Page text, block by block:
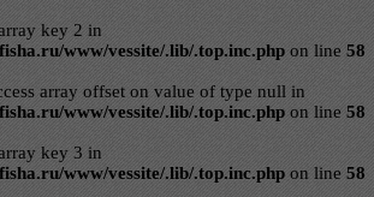
key 2 in
www/vessite/.lib/.top.inc.php on line 58
array offset on value of type null in
www/vessite/.lib/.top.inc.php on line 58
key 3 in
www/vessite/.lib/.top.inc.php on line 58